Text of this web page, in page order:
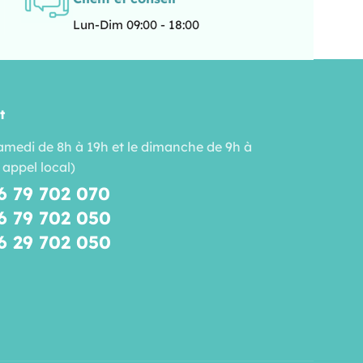
Lun-Dim 09:00 - 18:00
de 8h à 19h et le dimanche de 9h à
appel local)
79 702 070
79 702 050
29 702 050